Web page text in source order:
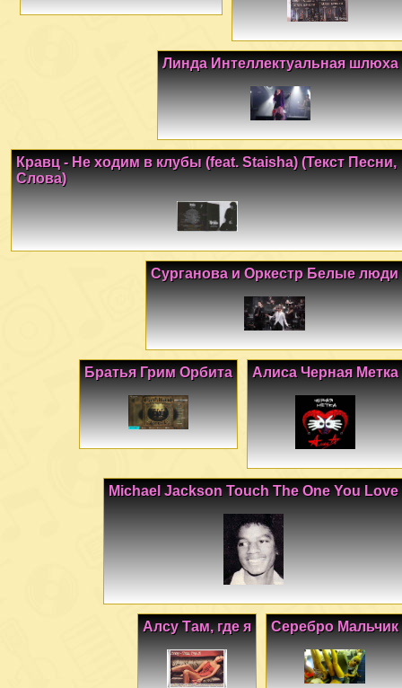
Линда Интеллектуальная шлюха
Кравц - Не ходим в клубы (feat. Staisha) (Текст Песни,
Слова)
Сурганова и Оркестр Белые люди
Алиса Черная Метка
Братья Грим Орбита
Michael Jackson Touch The One You Love
Серебро Мальчик
Алсу Там, где я